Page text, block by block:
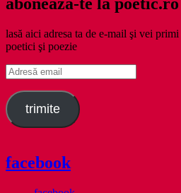
lasă aici adresa ta de e-mail şi vei
poetici şi poezie
Adresă
email
trimite
facebook